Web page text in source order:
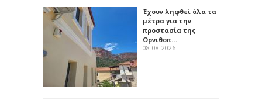
Έχουν ληφθεί όλα τα
μέτρα για την
προστασία της
Ορνιθοπ…
08-08-2026